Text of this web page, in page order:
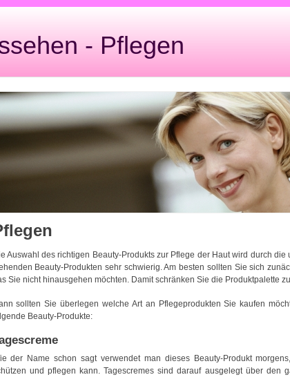
- Pflegen
Auswahl des richtigen Beauty-Produkts zur Pflege der Haut wird durch
Beauty-Produkten sehr schwierig. Am besten sollten Sie sich
Sie nicht hinausgehen möchten. Damit schränken Sie die Produktpalette
sollten Sie überlegen welche Art an Pflegeprodukten Sie kaufen
Beauty-Produkte:
der Name schon sagt verwendet man dieses Beauty-Produkt
und pflegen kann. Tagescremes sind darauf ausgelegt über den